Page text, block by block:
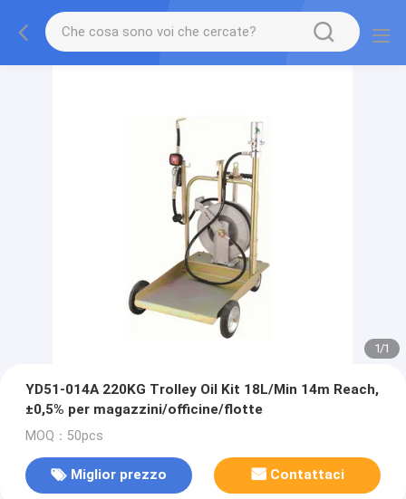
1/1
YD51-014A 220KG Trolley Oil Kit 18L/Min 14m Reach,
±0,5% per magazzini/officine/flotte
MOQ：50pcs
Miglior prezzo Contattaci